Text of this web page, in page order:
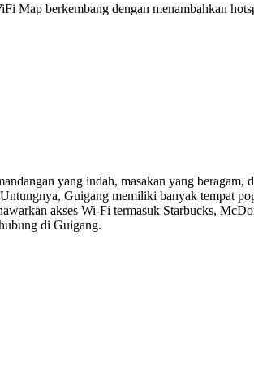
Map berkembang dengan menambahkan
yang indah, masakan yang beragam,
Guigang memiliki banyak tempat
akses Wi-Fi termasuk Starbucks,
di Guigang.